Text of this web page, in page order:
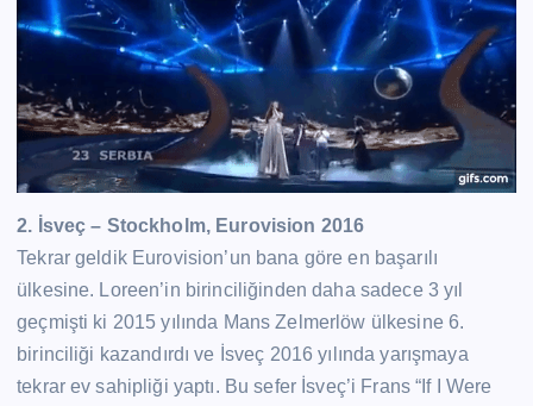
2. İsveç – Stockholm, Eurovision 2016
Tekrar geldik Eurovision’un bana göre en başarılı
ülkesine. Loreen’in birinciliğinden daha sadece 3 yıl
geçmişti ki 2015 yılında Mans Zelmerlöw ülkesine 6.
birinciliği kazandırdı ve İsveç 2016 yılında yarışmaya
tekrar ev sahipliği yaptı. Bu sefer İsveç’i Frans “If I Were